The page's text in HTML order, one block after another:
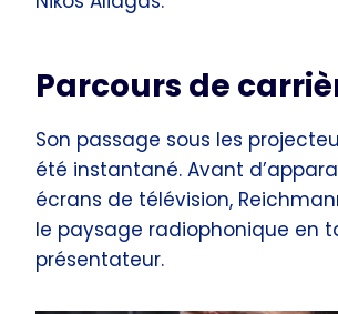
Parcours de
Son passage sous les
été instantané. Avant
écrans de télévision,
le paysage radiophonique en
présentateur.